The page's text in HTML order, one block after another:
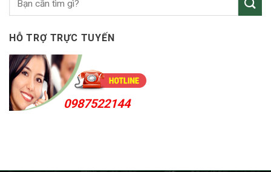
HỖ TRỢ TRỰC TUYẾN
0987522144